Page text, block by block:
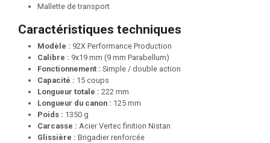
Mallette de transport
Caractéristiques techniques
Modèle : 92X Performance Production
Calibre : 9x19 mm (9 mm Parabellum)
Fonctionnement : Simple / double action
Capacité : 15 coups
Longueur totale : 222 mm
Longueur du canon : 125 mm
Poids : 1350 g
Carcasse : Acier Vertec finition Nistan
Glissière : Brigadier renforcée